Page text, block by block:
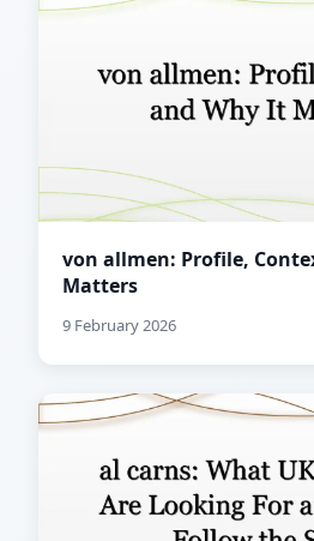
von allmen: Profile,
Matters
9 February 2026